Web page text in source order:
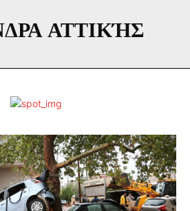
ΑΤΤΙΚΉΣ